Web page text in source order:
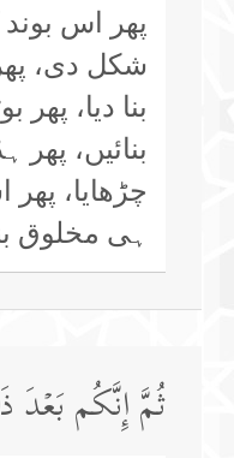
پھر اس
شکل دی،
بنا دیا،
بنائیں،
چڑھایا،
ہی مخلوق
ثُمَّ إِنَّكُم بَعۡدَ